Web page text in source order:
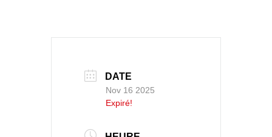
DATE
Nov 16 2025
Expiré!